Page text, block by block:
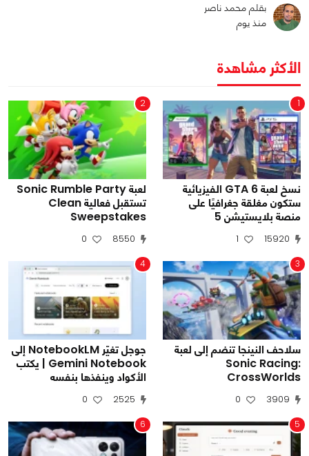
بقلم محمد ناصر
منذ يوم
الأكثر مشاهدة
1
نسخ لعبة GTA 6 الفيزيائية
ستكون مغلقة جغرافيًا على
منصة بلايستيشن 5
15920
1
2
لعبة Sonic Rumble Party
تستقبل فعالية Clean
Sweepstakes
8550
0
3
سلاحف النينجا تنضم إلى لعبة
Sonic Racing:
CrossWorlds
3909
0
4
جوجل تغيّر NotebookLM إلى
Gemini Notebook | يكتب
الأكواد وينفذها بنفسه
2525
0
5
6